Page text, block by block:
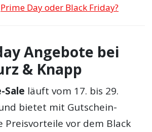
Prime Day oder Black Friday?
Angebote bei
& Knapp
Sale läuft vom 17. bis 29.
bietet mit Gutschein-
Preisvorteile vor dem Black